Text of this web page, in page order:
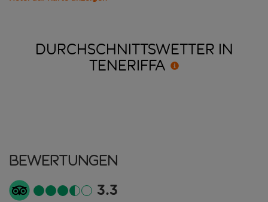
DURCHSCHNITTSWETTER IN
TENERIFFA
Bewertungen
3.3